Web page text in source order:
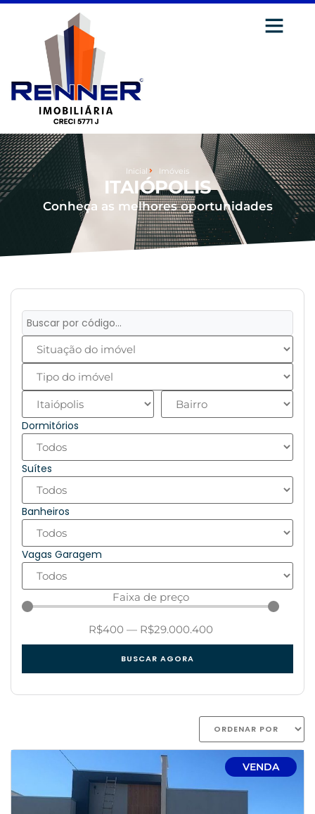
Inicial Imóveis
ITAIÓPOLIS
Conheça as melhores oportunidades
Dormitórios
Suítes
Banheiros
Vagas Garagem
Faixa de preço
R$400 — R$29.000.400
BUSCAR AGORA
VENDA